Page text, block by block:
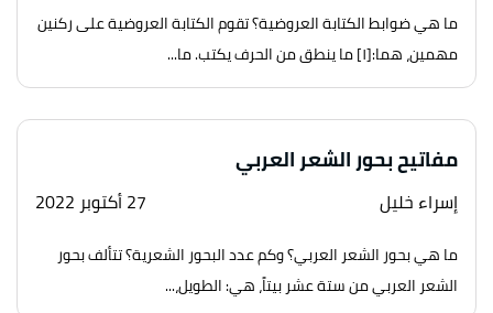
ما هي ضوابط الكتابة العروضية؟ تقوم الكتابة العروضية على ركنين
مهمين، هما:[١] ما ينطق من الحرف يكتب. ما...
مفاتيح بحور الشعر العربي
إسراء خليل 27 أكتوبر 2022
ما هي بحور الشعر العربي؟ وكم عدد البحور الشعرية؟ تتألف بحور
الشعر العربي من ستة عشر بيتاً، هي: الطويل،...